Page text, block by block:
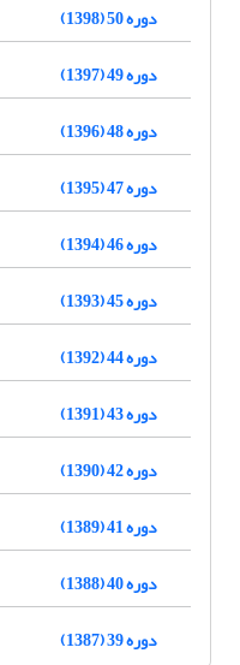
دوره 50 (1398)
دوره 49 (1397)
دوره 48 (1396)
دوره 47 (1395)
دوره 46 (1394)
دوره 45 (1393)
دوره 44 (1392)
دوره 43 (1391)
دوره 42 (1390)
دوره 41 (1389)
دوره 40 (1388)
دوره 39 (1387)